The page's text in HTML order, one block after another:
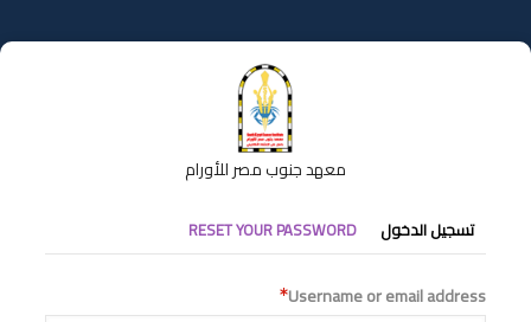
إلى
المحتوى
معهد جنوب مصر للأورام
التبويبات
الأساسية
تسجيل الدخول RESET YOUR PASSWORD
Username or email address